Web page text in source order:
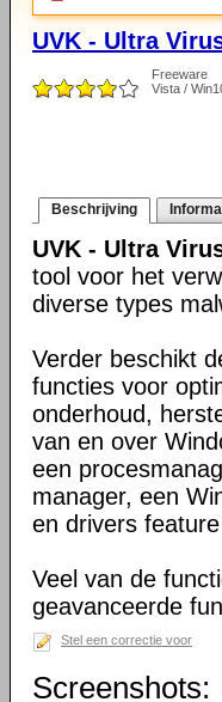
UVK - Ultra
Freeware
Vista /
Beschrijving
UVK - Ultra
tool voor het
diverse types
Verder beschikt
functies voor
onderhoud,
van en over
een
manager, een
en drivers
Veel van de
geavanceerde
Stel een correctie voor
Screenshots: